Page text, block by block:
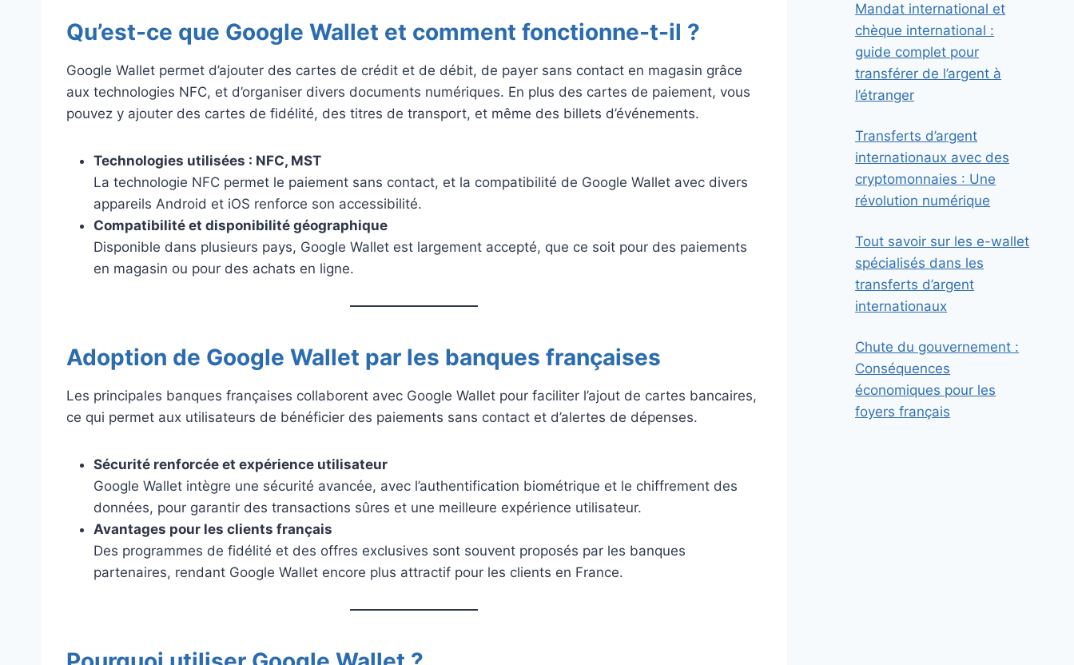
Qu’est-ce que Google Wallet et comment fonctionne-t-il ?
Google Wallet permet d’ajouter des cartes de crédit et de débit, de payer sans contact en magasin grâce
aux technologies NFC, et d’organiser divers documents numériques. En plus des cartes de paiement, vous
pouvez y ajouter des cartes de fidélité, des titres de transport, et même des billets d’événements.
Technologies utilisées : NFC, MST
La technologie NFC permet le paiement sans contact, et la compatibilité de Google Wallet avec divers
appareils Android et iOS renforce son accessibilité.
Compatibilité et disponibilité géographique
Disponible dans plusieurs pays, Google Wallet est largement accepté, que ce soit pour des paiements
en magasin ou pour des achats en ligne.
Adoption de Google Wallet par les banques françaises
Les principales banques françaises collaborent avec Google Wallet pour faciliter l’ajout de cartes bancaires,
ce qui permet aux utilisateurs de bénéficier des paiements sans contact et d’alertes de dépenses.
Sécurité renforcée et expérience utilisateur
Google Wallet intègre une sécurité avancée, avec l’authentification biométrique et le chiffrement des
données, pour garantir des transactions sûres et une meilleure expérience utilisateur.
Avantages pour les clients français
Des programmes de fidélité et des offres exclusives sont souvent proposés par les banques
partenaires, rendant Google Wallet encore plus attractif pour les clients en France.
Mandat international et
chèque international :
guide complet pour
transférer de l’argent à
l’étranger
Transferts d’argent
internationaux avec des
cryptomonnaies : Une
révolution numérique
Tout savoir sur les e-wallet
spécialisés dans les
transferts d’argent
internationaux
Chute du gouvernement :
Conséquences
économiques pour les
foyers français